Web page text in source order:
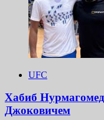
UFC
Хабиб
Джоковичем